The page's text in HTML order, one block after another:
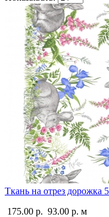
Ткань на отрез дорожка
175.00 р. 93.00 р. м